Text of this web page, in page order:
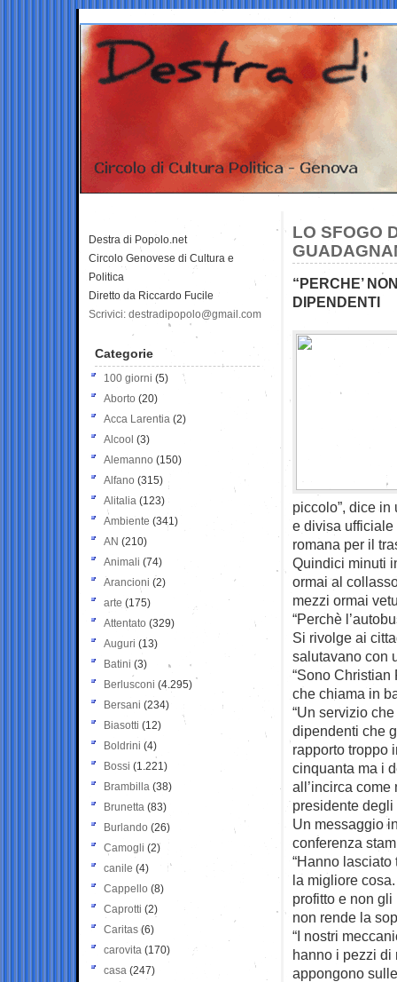
LO SFOGO
“PERCHE’
DIPENDENTI
piccolo”, dice
e divisa ufficiale
romana per il
Quindici minuti
ormai al
mezzi ormai
“Perchè
Si rivolge ai
salutavano con
“Sono Christian
che chiama in
“Un servizio
dipendenti che
rapporto troppo
cinquanta ma i
all’incirca
presidente degli
Un messaggio
conferenza
“Hanno lasciato
la migliore
profitto e non
non rende la
“I nostri
hanno i pezzi di
appongono
Destra di Popolo.net
Circolo Genovese di Cultura e
Politica
Diretto da Riccardo Fucile
Scrivici: destradipopolo@gmail.com
Categorie
100 giorni (5)
Aborto (20)
Acca Larentia (2)
Alcool (3)
Alemanno (150)
Alfano (315)
Alitalia (123)
Ambiente (341)
AN (210)
Animali (74)
Arancioni (2)
arte (175)
Attentato (329)
Auguri (13)
Batini (3)
Berlusconi (4.295)
Bersani (234)
Biasotti (12)
Boldrini (4)
Bossi (1.221)
Brambilla (38)
Brunetta (83)
Burlando (26)
Camogli (2)
canile (4)
Cappello (8)
Caprotti (2)
Caritas (6)
carovita (170)
casa (247)